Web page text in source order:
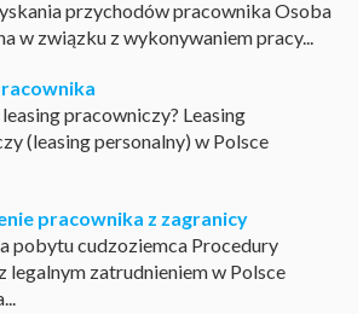
przychodów pracownika Osoba
w związku z wykonywaniem pracy...
pracowniczy? Leasing
(leasing personalny) w Polsce
pracownika z zagranicy
pobytu cudzoziemca Procedury
legalnym zatrudnieniem w Polsce